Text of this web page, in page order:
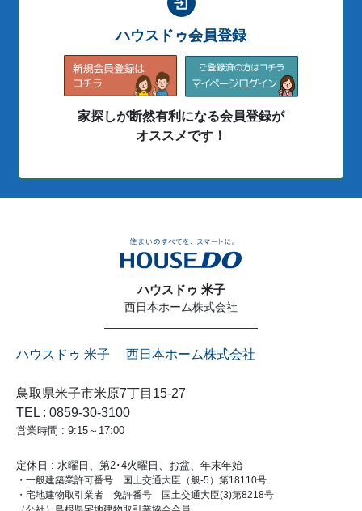
ハウスドゥ会員登録
家探しが断然有利になる会員登録が
オススメです！
ハウスドゥ 米子
西日本ホーム株式会社
ハウスドゥ 米子 西日本ホーム株式会社
鳥取県米子市米原7丁目15-27
TEL : 0859-30-3100
営業時間 : 9:15～17:00
定休日 : 水曜日、第2･4火曜日、お盆、年末年始
・一般建築業許可番号 国土交通大臣（般-5）第18110号
・宅地建物取引業者 免許番号 国土交通大臣(3)第8218号